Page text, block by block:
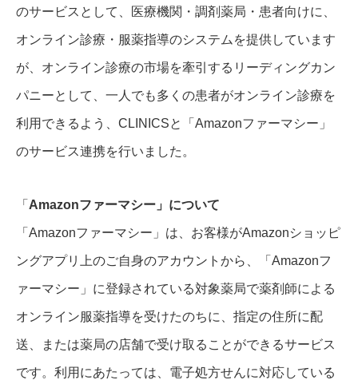
のサービスとして、医療機関・調剤薬局・患者向けに、
オンライン診療・服薬指導のシステムを提供しています
が、オンライン診療の市場を牽引するリーディングカン
パニーとして、一人でも多くの患者がオンライン診療を
利用できるよう、CLINICSと「Amazonファーマシー」
のサービス連携を行いました。
「 Amazonファーマシー」について
「Amazonファーマシー」は、お客様がAmazonショッピ
ングアプリ上のご自身のアカウントから、「Amazonフ
ァーマシー」に登録されている対象薬局で薬剤師による
オンライン服薬指導を受けたのちに、指定の住所に配
送、または薬局の店舗で受け取ることができるサービス
です。利用にあたっては、電子処方せんに対応している